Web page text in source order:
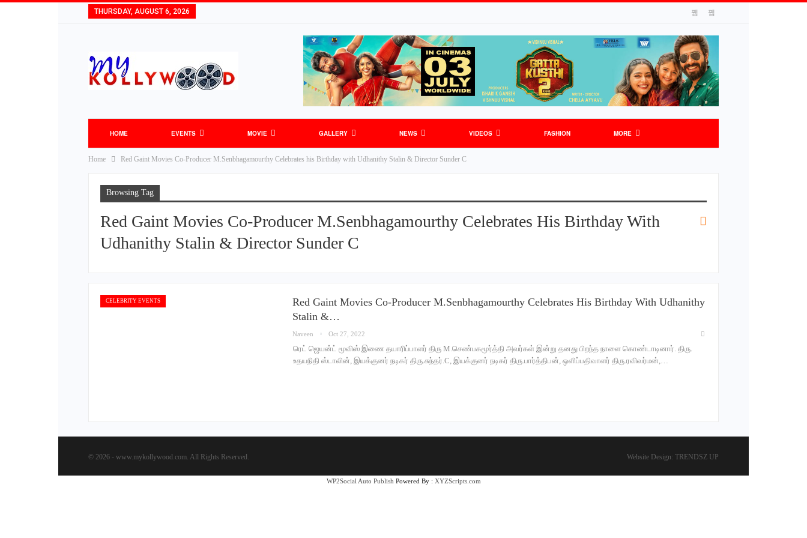
THURSDAY, AUGUST 6, 2026
HOME EVENTS MOVIE GALLERY NEWS VIDEOS FASHION MORE
Home Red Gaint Movies Co-Producer M.Senbhagamourthy Celebrates his Birthday with Udhanithy Stalin & Director Sunder C
Browsing Tag
Red Gaint Movies Co-Producer M.Senbhagamourthy Celebrates His Birthday With
Udhanithy Stalin & Director Sunder C
CELEBRITY EVENTS
Red Gaint Movies Co-Producer M.Senbhagamourthy Celebrates His Birthday With Udhanithy
Stalin &…
Naveen Oct 27, 2022
ரெட் ஜெயன்ட் மூவிஸ் இணை தயாரிப்பாளர் திரு M.செண்பகமூர்த்தி அவர்கள் இன்று தனது பிறந்த நாளை கொண்டாடினார். திரு.
உதயநிதி ஸ்டாலின், இயக்குனர் நடிகர் திரு.சுந்தர்.C, இயக்குனர் நடிகர் திரு.பார்த்திபன், ஒளிப்பதிவாளர் திரு.ரவிவர்மன்,…
© 2026 - www.mykollywood.com. All Rights Reserved. Website Design: TRENDSZ UP
WP2Social Auto Publish Powered By : XYZScripts.com